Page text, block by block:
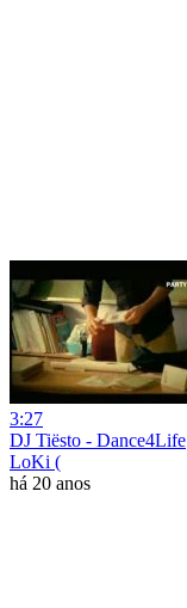
3:27
DJ Tiёsto - Dance4Life
LoKi (
há 20 anos